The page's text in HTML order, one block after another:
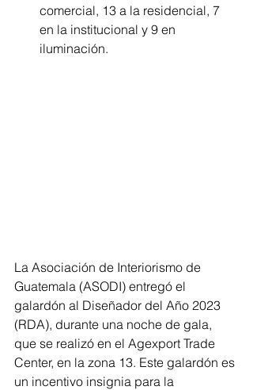
comercial, 13 a la residencial, 7
en la institucional y 9 en
iluminación.
La Asociación de Interiorismo de
Guatemala (ASODI) entregó el
galardón al Diseñador del Año 2023
(RDA), durante una noche de gala,
que se realizó en el Agexport Trade
Center, en la zona 13. Este galardón es
un incentivo insignia para la